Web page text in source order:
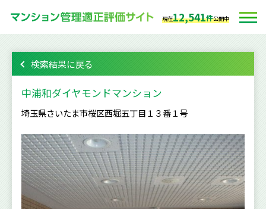
現在12,541件公開中
検索結果に戻る
中浦和ダイヤモンドマンション
埼玉県さいたま市桜区西堀五丁目１３番１号